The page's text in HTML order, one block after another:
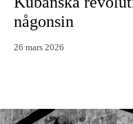
någonsin
26 mars 2026